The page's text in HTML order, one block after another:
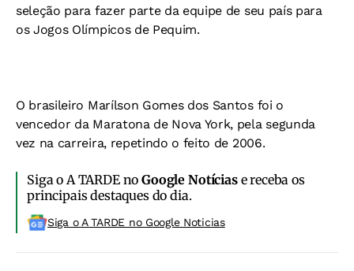
seleção para fazer parte da equipe de seu país para
os Jogos Olímpicos de Pequim.
O brasileiro Marílson Gomes dos Santos foi o
vencedor da Maratona de Nova York, pela segunda
vez na carreira, repetindo o feito de 2006.
Siga o A TARDE noGoogle Notíciase receba os
principais destaques do dia.
Siga o A TARDE no Google Noticias